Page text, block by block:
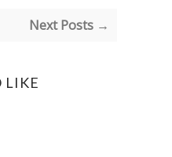
Next Posts →
LIKE